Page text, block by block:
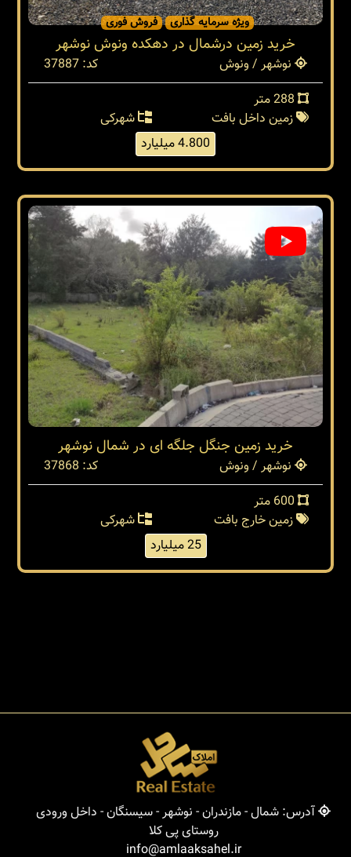
ویژه سرمایه گذاری فروش فوری
خرید زمین درشمال در دهکده ونوش نوشهر
نوشهر / ونوش
کد: 37887
زمین داخل بافت
شهرکی
4.800 میلیارد
خرید زمین جنگل جلگه ای در شمال نوشهر
نوشهر / ونوش
کد: 37868
زمین خارج بافت
شهرکی
25 میلیارد
آدرس: شمال - مازندران - نوشهر - سیسنگان - داخل ورودی
روستای پی کلا
info@amlaaksahel.ir